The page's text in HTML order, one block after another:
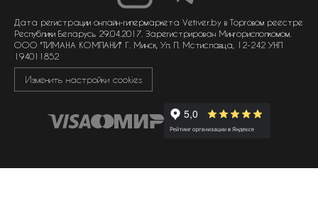
политика обработки персональных данных
политика обработки файлов cookie
Дата регистрации онлайн-гипермаркета Vetiver.by в Торговом реестре
Республики Беларусь 29.04.2017. Зарегистрирован Мингорисполкомом.
ООО "ТИМАНА КОМПАНИ" Г. Минск, Ул. П. Мстиславца, 12-242 УНП
194011852
Изменить настройки cookies